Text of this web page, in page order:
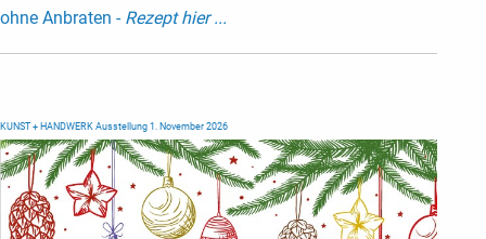
ohne Anbraten - Rezept hier ...
KUNST + HANDWERK Ausstellung 1. November 2026